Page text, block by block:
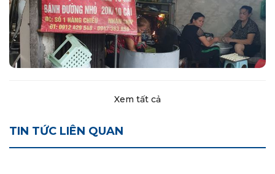
Xem tất cả
TIN TỨC LIÊN QUAN